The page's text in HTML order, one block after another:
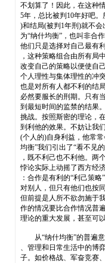
不划算了！因此，在这种
5年，总比被判10年好吧
)和结局(被判1年刑)就不
为“纳什均衡”，也叫非合
他们只是选择对自己最有
，这种策略组合由所有局
改变自己的策略以便使自
个人理性与集体理性的冲
也是对所有人都不利的结
必然要服长的刑期。只有
到最短时间的监禁的结果
挑战。按照斯密的理论，
到利他的效果。不妨让我
(个人的)自身利益，他常
均衡”我们引出了“看不见
，既不利己也不利他。两
悖论实际上动摇了西方经
：合作是有利的“利己策
对别人，但只有他们也按
但前提是人所不欲勿施于
作的情况要比合作情况普
理论的重大发展，甚至可
从“纳什均衡”的普遍意
、管理和日常生活中的博
子。如价格战、军奋竞赛